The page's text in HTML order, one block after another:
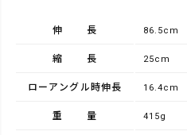
伸長 86.5cm
縮長 25cm
ローアングル時伸長 16.4cm
重量 415g